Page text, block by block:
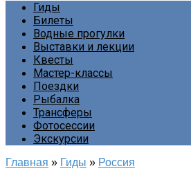
Гиды
Билеты
Водные прогулки
Выставки и лекции
Квесты
Мастер-классы
Поездки
Рыбалка
Трансферы
Фотосессии
Экскурсии
Главная » Гиды » Россия